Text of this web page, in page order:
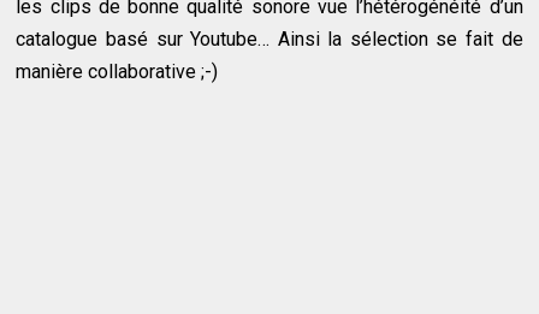
les clips de bonne qualité sonore vue l’hétérogénéité d’un
catalogue basé sur Youtube… Ainsi la sélection se fait de
manière collaborative ;-)